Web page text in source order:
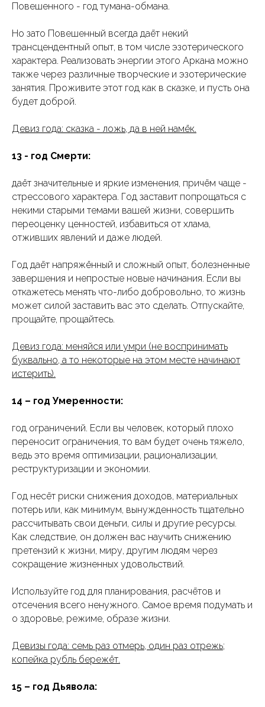
Повешенного - год тумана-обмана.
Но зато Повешенный всегда даёт некий
трансцендентный опыт, в том числе эзотерического
характера. Реализовать энергии этого Аркана можно
также через различные творческие и эзотерические
занятия. Проживите этот год как в сказке, и пусть она
будет доброй.
Девиз года: сказка - ложь, да в ней намёк.
13 - год Смерти:
даёт значительные и яркие изменения, причём чаще -
стрессового характера. Год заставит попрощаться с
некими старыми темами вашей жизни, совершить
переоценку ценностей, избавиться от хлама,
отживших явлений и даже людей.
Год даёт напряжённый и сложный опыт, болезненные
завершения и непростые новые начинания. Если вы
откажетесь менять что-либо добровольно, то жизнь
может силой заставить вас это сделать. Отпускайте,
прощайте, прощайтесь.
Девиз года: меняйся или умри (не воспринимать
буквально, а то некоторые на этом месте начинают
истерить).
14 – год Умеренности:
год ограничений. Если вы человек, который плохо
переносит ограничения, то вам будет очень тяжело,
ведь это время оптимизации, рационализации,
реструктуризации и экономии.
Год несёт риски снижения доходов, материальных
потерь или, как минимум, вынужденность тщательно
рассчитывать свои деньги, силы и другие ресурсы.
Как следствие, он должен вас научить снижению
претензий к жизни, миру, другим людям через
сокращение жизненных удовольствий.
Используйте год для планирования, расчётов и
отсечения всего ненужного. Самое время подумать и
о здоровье, режиме, образе жизни.
Девизы года: семь раз отмерь, один раз отрежь;
копейка рубль бережёт.
15 – год Дьявола: